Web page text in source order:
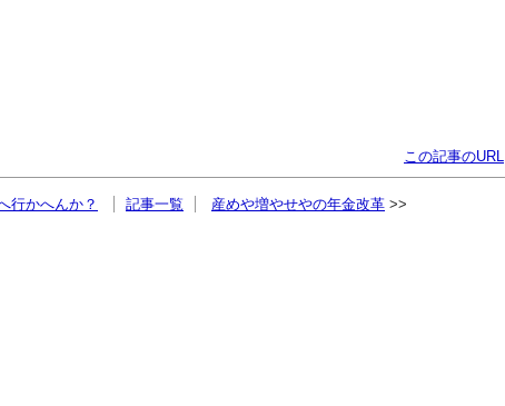
この記事のURL
行かへんか？ 記事一覧 産めや増やせやの年金改革